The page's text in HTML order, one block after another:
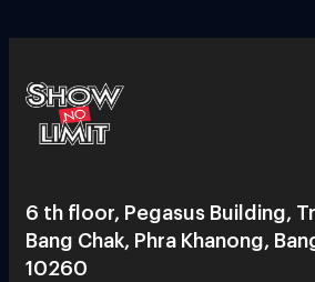
6 th floor, Pegasus Building,
Bang Chak, Phra Khanong,
10260